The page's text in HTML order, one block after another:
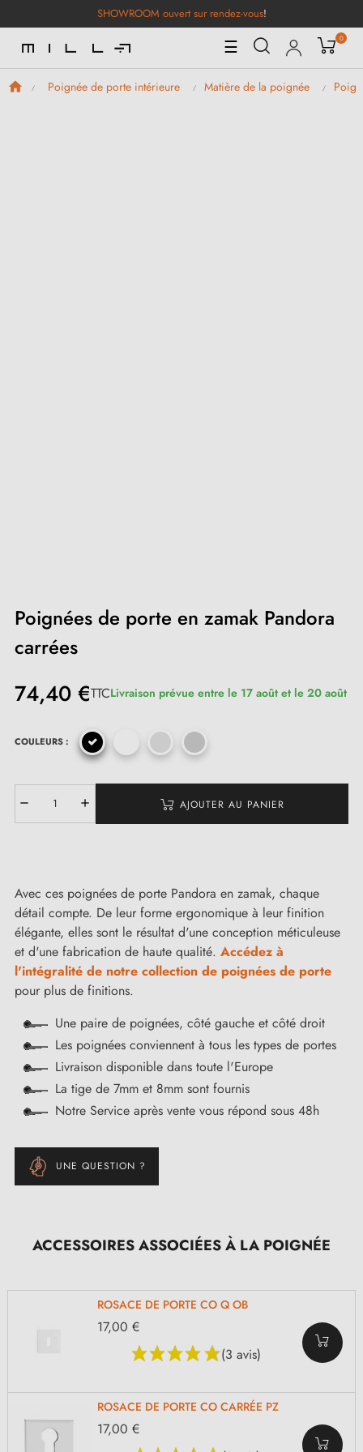
SHOWROOM ouvert sur rendez-vous!
Basculer
la
navigation
☰ 0
Poignée de porte intérieure Matière de la poignée
Poignées de porte en zamak Pandora
carrées
74,40 €TTCLivraison prévue entre le 17 août et le 20 août
COULEURS :
AJOUTER AU PANIER
Avec ces poignées de porte Pandora en zamak, chaque
détail compte. De leur forme ergonomique à leur finition
élégante, elles sont le résultat d'une conception méticuleuse
et d'une fabrication de haute qualité. Accédez à
l'intégralité de notre collection de poignées de porte
pour plus de finitions.
Une paire de poignées, côté gauche et côté droit
Les poignées conviennent à tous les types de portes
Livraison disponible dans toute l'Europe
La tige de 7mm et 8mm sont fournis
Notre Service après vente vous répond sous 48h
UNE QUESTION ?
ACCESSOIRES ASSOCIÉES À LA POIGNÉE
ROSACE DE PORTE CO Q OB
(3 avis)
17,00 €
ROSACE DE PORTE CO CARRÉE PZ
17,00 €